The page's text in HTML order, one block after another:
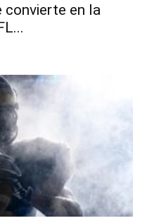
convierte en la